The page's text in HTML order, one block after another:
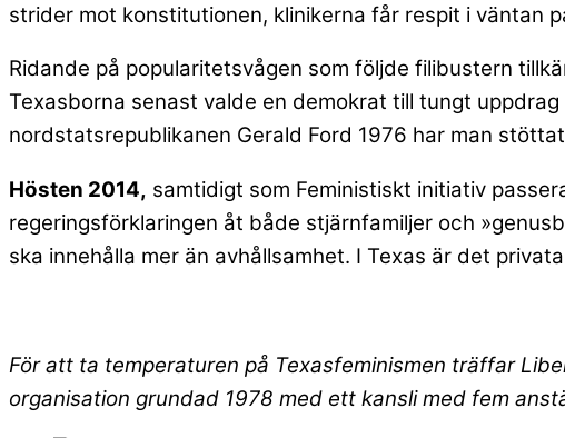
strider mot konstitutionen, klinikerna får respit i väntan
Ridande på popularitetsvågen som följde filibustern
Texasborna senast valde en demokrat till tungt
nordstatsrepublikanen Gerald Ford 1976 har man
Hösten 2014, samtidigt som Feministiskt initiativ
regeringsförklaringen åt både stjärnfamiljer och
ska innehålla mer än avhållsamhet. I Texas är det
För att ta temperaturen på Texasfeminismen träffar
organisation grundad 1978 med ett kansli med fem